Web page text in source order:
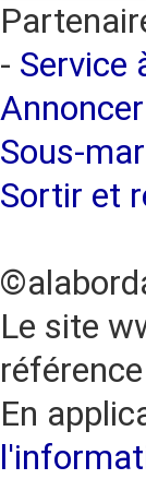
- Service
Sous-
Sortir et
Le site
En